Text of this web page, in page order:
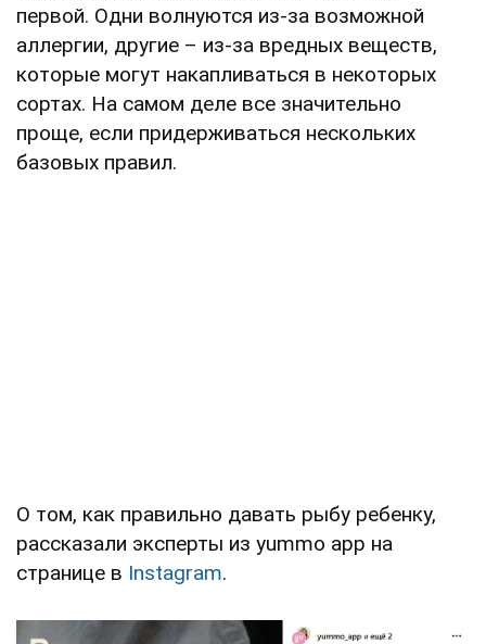
первой. Одни волнуются из-за возможной
аллергии, другие – из-за вредных веществ,
которые могут накапливаться в некоторых
сортах. На самом деле все значительно
проще, если придерживаться нескольких
базовых правил.
О том, как правильно давать рыбу ребенку,
рассказали эксперты из yummo app на
странице в Instagram.